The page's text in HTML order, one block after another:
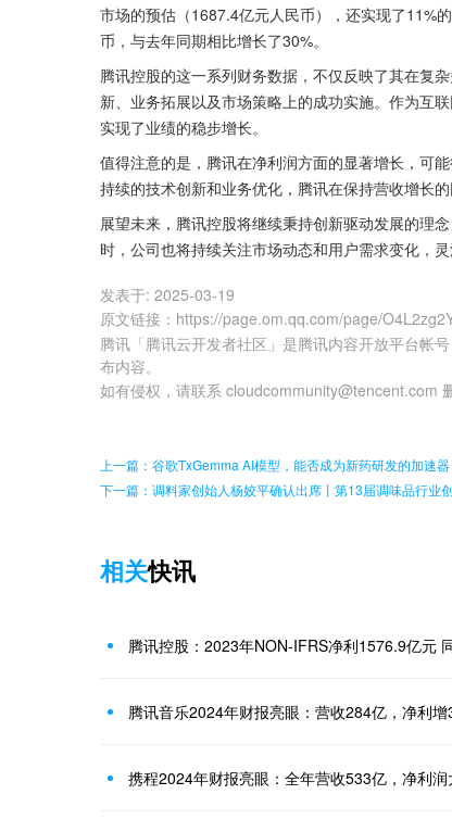
市场的预估（1687.4亿元人民币），还实现了11%
币，与去年同期相比增长了30%。
腾讯控股的这一系列财务数据，不仅反映了其在复
新、业务拓展以及市场策略上的成功实施。作为互
实现了业绩的稳步增长。
值得注意的是，腾讯在净利润方面的显著增长，可
持续的技术创新和业务优化，腾讯在保持营收增长
展望未来，腾讯控股将继续秉持创新驱动发展的理
时，公司也将持续关注市场动态和用户需求变化，
发表于: 2025-03-19
原文链接 ： https://page.om.qq.com/page/
腾讯「腾讯云开发者社区」是腾讯内容开放平台帐
布内容。
如有侵权，请联系 cloudcommunity@tencent.com
上一篇：谷歌TxGemma AI模型，能否成为新药研发的加速器
下一篇：调料家创始人杨姣平确认出席丨第13届调味品行业
相关快讯
腾讯控股：2023年NON-IFRS净利1576.9亿元
腾讯音乐2024年财报亮眼：营收284亿，净利
携程2024年财报亮眼：全年营收533亿，净利